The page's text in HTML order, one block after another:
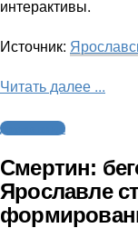
интерактивы.
Источник:
Читать далее ...
Другие виды
Смертин:
Ярославле